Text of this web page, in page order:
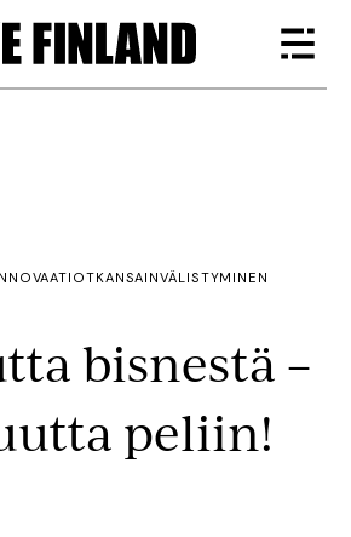
KANSAINVÄLISTYMINEN
bisnestä –
peliin!